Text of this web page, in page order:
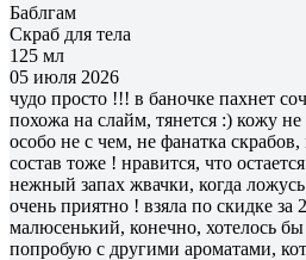
Баблгам
Скраб для тела
125 мл
05 июля 2026
чудо просто !!! в баночке пахнет
похожа на слайм, тянется :) кожу
особо не с чем, не фанатка
состав тоже ! нравится, что
нежный запах жвачки, когда
очень приятно ! взяла по скидке за
малюсенький, конечно, хотелось
попробую с другими ароматами,